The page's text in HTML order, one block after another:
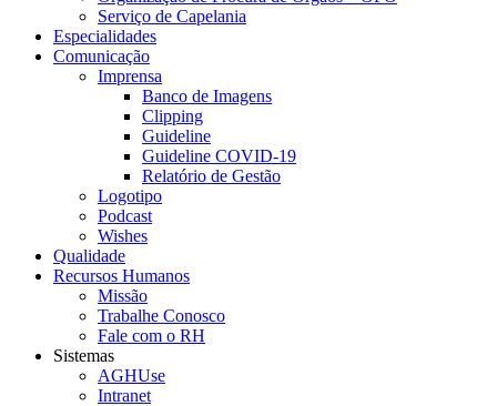
Serviço de Capelania
Especialidades
Comunicação
Imprensa
Banco de Imagens
Clipping
Guideline
Guideline COVID-19
Relatório de Gestão
Logotipo
Podcast
Wishes
Qualidade
Recursos Humanos
Missão
Trabalhe Conosco
Fale com o RH
Sistemas
AGHUse
Intranet